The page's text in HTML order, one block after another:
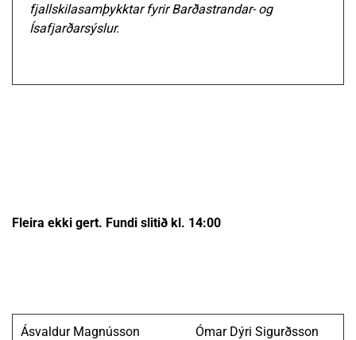
fjallskilasamþykktar fyrir Barðastrandar- og
Ísafjarðarsýslur.
Fleira ekki gert. Fundi slitið kl. 14:00
Ásvaldur Magnússon
Ómar Dýri Sigurðsson